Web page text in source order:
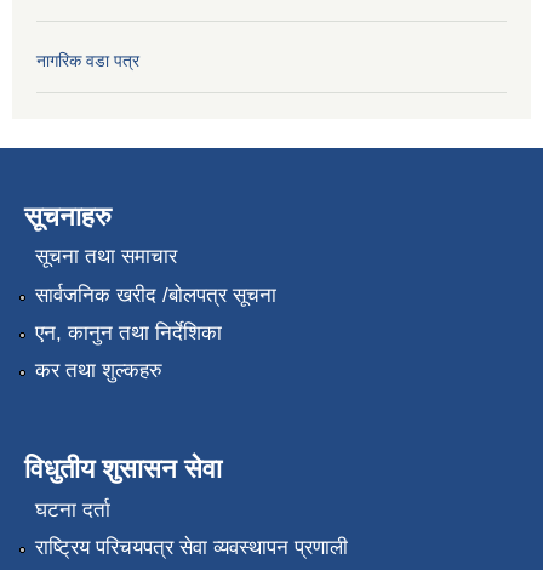
नागरिक वडा पत्र
सूचनाहरु
सूचना तथा समाचार
सार्वजनिक खरीद /बोलपत्र सूचना
एन, कानुन तथा निर्देशिका
कर तथा शुल्कहरु
विधुतीय शुसासन सेवा
घटना दर्ता
राष्ट्रिय परिचयपत्र सेवा व्यवस्थापन प्रणाली